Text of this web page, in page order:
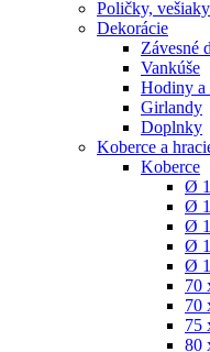
Poličky, vešiaky
Dekorácie
Závesné
Vankúše
Hodiny a
Girlandy
Doplnky
Koberce a
Koberce
Ø
Ø
Ø
Ø
Ø
70
70
75
80